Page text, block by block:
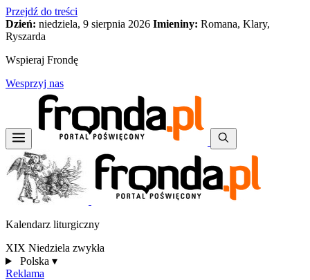
Przejdź do treści
Dzień: niedziela, 9 sierpnia 2026 Imieniny: Romana, Klary,
Ryszarda
Wspieraj Frondę
Wesprzyj nas
Kalendarz liturgiczny
XIX Niedziela zwykła
Polska ▾
Reklama